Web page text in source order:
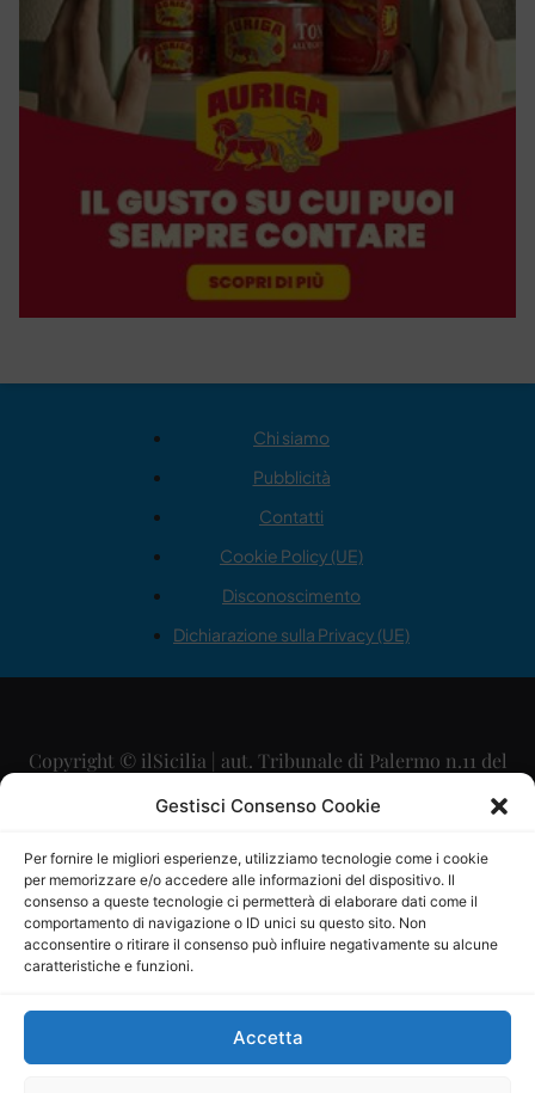
Gestisci Consenso Cookie
Per fornire le migliori esperienze, utilizziamo tecnologie come i cookie
per memorizzare e/o accedere alle informazioni del dispositivo. Il
consenso a queste tecnologie ci permetterà di elaborare dati come il
comportamento di navigazione o ID unici su questo sito. Non
acconsentire o ritirare il consenso può influire negativamente su alcune
caratteristiche e funzioni.
Accetta
Chi siamo
Pubblicità
Contatti
Cookie Policy (UE)
Disconoscimento
Dichiarazione sulla Privacy (UE)
Copyright © ilSicilia | aut. Tribunale di Palermo n.11 del
29/09/2015
Direttore Editoriale: Maurizio Scaglione
Direttore Responsabile: Maria Calabrese
P.IVA: 06334930820
Mercurio Comunicazione Società Cooperativa a r.l. è